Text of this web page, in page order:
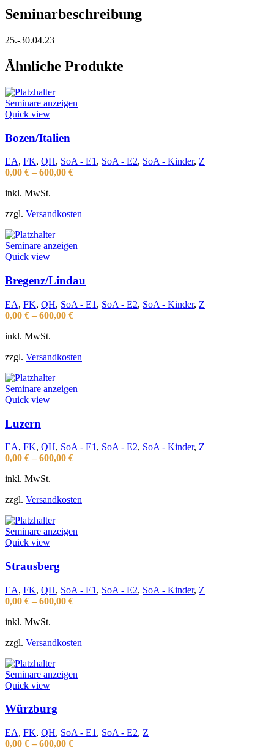
Seminarbeschreibung
25.-30.04.23
Ähnliche Produkte
Seminare anzeigen
Quick view
Bozen/Italien
EA, FK, QH, SoA - E1, SoA - E2, SoA - Kinder, Z
0,00 € – 600,00 €
inkl. MwSt.
zzgl. Versandkosten
Seminare anzeigen
Quick view
Bregenz/Lindau
EA, FK, QH, SoA - E1 , SoA - E2, SoA - Kinder, Z
0,00 € – 600,00 €
inkl. MwSt.
zzgl. Versandkosten
Seminare anzeigen
Quick view
Luzern
EA, FK, QH, SoA - E1 , SoA - E2, SoA - Kinder, Z
0,00 € – 600,00 €
inkl. MwSt.
zzgl. Versandkosten
Seminare anzeigen
Quick view
Strausberg
EA, FK, QH, SoA - E1 , SoA - E2, SoA - Kinder, Z
0,00 € – 600,00 €
inkl. MwSt.
zzgl. Versandkosten
Seminare anzeigen
Quick view
Würzburg
EA, FK, QH, SoA - E1 , SoA - E2, Z
0,00 € – 600,00 €